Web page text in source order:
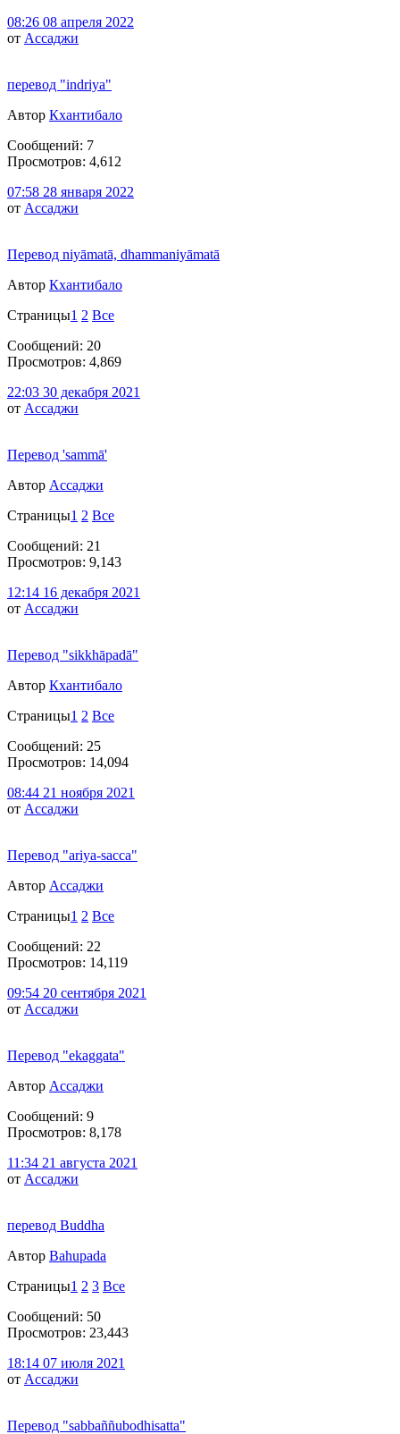
08:26 08 апреля 2022
от Ассаджи
перевод "indriya"
Автор Кхантибало
Сообщений: 7
Просмотров: 4,612
07:58 28 января 2022
от Ассаджи
Перевод niyāmatā, dhammaniyāmatā
Автор Кхантибало
Страницы1 2 Все
Сообщений: 20
Просмотров: 4,869
22:03 30 декабря 2021
от Ассаджи
Перевод 'sammā'
Автор Ассаджи
Страницы1 2 Все
Сообщений: 21
Просмотров: 9,143
12:14 16 декабря 2021
от Ассаджи
Перевод "sikkhāpadā"
Автор Кхантибало
Страницы1 2 Все
Сообщений: 25
Просмотров: 14,094
08:44 21 ноября 2021
от Ассаджи
Перевод "ariya-sacca"
Автор Ассаджи
Страницы1 2 Все
Сообщений: 22
Просмотров: 14,119
09:54 20 сентября 2021
от Ассаджи
Перевод "ekaggata"
Автор Ассаджи
Сообщений: 9
Просмотров: 8,178
11:34 21 августа 2021
от Ассаджи
перевод Buddha
Автор Bahupada
Страницы1 2 3 Все
Сообщений: 50
Просмотров: 23,443
18:14 07 июля 2021
от Ассаджи
Перевод "sabbaññubodhisatta"